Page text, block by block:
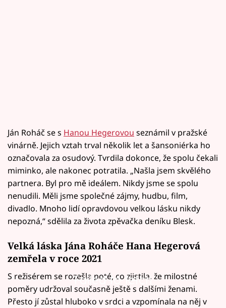
Ján Roháč se s Hanou Hegerovou seznámil v pražské
vinárně. Jejich vztah trval několik let a šansoniérka ho
označovala za osudový. Tvrdila dokonce, že spolu čekali
miminko, ale nakonec potratila. „Našla jsem skvělého
partnera. Byl pro mě ideálem. Nikdy jsme se spolu
nenudili. Měli jsme společné zájmy, hudbu, film,
divadlo. Mnoho lidí opravdovou velkou lásku nikdy
nepozná,“ sdělila za života zpěvačka deníku Blesk.
Velká láska Jána Roháče Hana Hegerová
zemřela v roce 2021
Failed to fetch
S režisérem se rozešla poté, co zjistila, že milostné
poměry udržoval současně ještě s dalšími ženami.
Přesto jí zůstal hluboko v srdci a vzpomínala na něj v